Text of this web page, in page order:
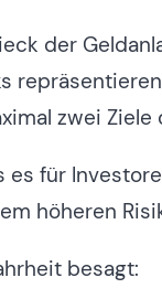
der
zwei
es für
höheren
besagt: